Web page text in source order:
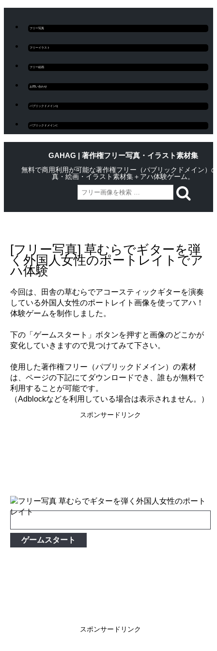
フリー写真
フリーイラスト
フリー絵画
お問い合わせ
パブリックドメインQ
パブリックドメインC
GAHAG | 著作権フリー写真・イラスト素材集
無料で商用利用が可能な著作権フリー（パブリックドメイン）
真・絵画・イラスト素材集＋アハ体験ゲーム。
[フリー写真] 草むらでギターを弾
く外国人女性のポートレイトでア
ハ体験
今回は、田舎の草むらでアコースティックギターを演奏
している外国人女性のポートレイト画像を使ってアハ！
体験ゲームを制作しました。
下の「ゲームスタート」ボタンを押すと画像のどこかが
変化していきますので見つけてみて下さい。
使用した著作権フリー（パブリックドメイン）の素材
は、ページの下記にてダウンロードでき、誰もが無料で
利用することが可能です。
（Adblockなどを利用している場合は表示されません。）
スポンサードリンク
ゲームスタート
スポンサードリンク